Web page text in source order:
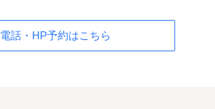
電話・HP予約はこちら